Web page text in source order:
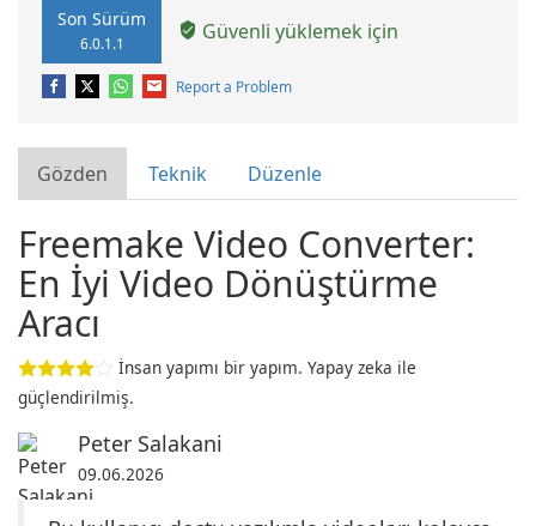
Son Sürüm
6.0.1.1 Güvenli yüklemek için
Report a Problem
Gözden Teknik Düzenle
Freemake Video Converter:
En İyi Video Dönüştürme
Aracı
İnsan yapımı bir yapım. Yapay zeka ile
güçlendirilmiş.
Peter Salakani
09.06.2026